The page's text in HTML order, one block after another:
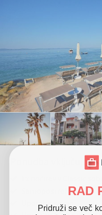
Samopostrežni zajtrk
Uporabo savne
RAD
Pridruži se več